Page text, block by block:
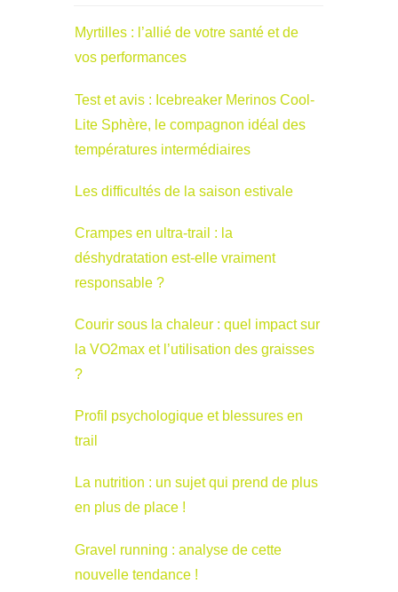
Myrtilles : l’allié de votre santé et de
vos performances
Test et avis : Icebreaker Merinos Cool-
Lite Sphère, le compagnon idéal des
températures intermédiaires
Les difficultés de la saison estivale
Crampes en ultra-trail : la
déshydratation est-elle vraiment
responsable ?
Courir sous la chaleur : quel impact sur
la VO2max et l’utilisation des graisses
?
Profil psychologique et blessures en
trail
La nutrition : un sujet qui prend de plus
en plus de place !
Gravel running : analyse de cette
nouvelle tendance !